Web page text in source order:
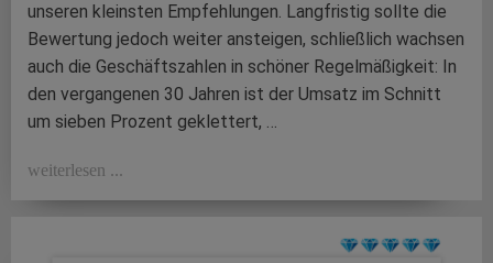
unseren kleinsten Empfehlungen. Langfristig sollte die
Bewertung jedoch weiter ansteigen, schließlich wachsen
auch die Geschäftszahlen in schöner Regelmäßigkeit: In
den vergangenen 30 Jahren ist der Umsatz im Schnitt
um sieben Prozent geklettert, …
weiterlesen ...